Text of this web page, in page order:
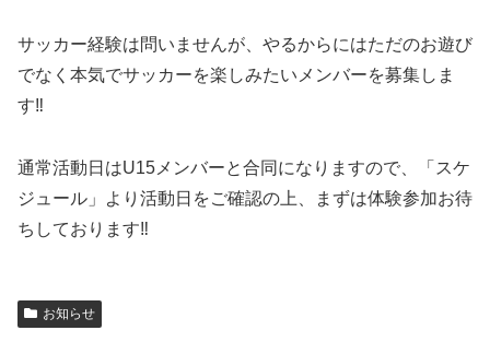
サッカー経験は問いませんが、やるからにはただのお遊び
でなく本気でサッカーを楽しみたいメンバーを募集しま
す‼
通常活動日はU15メンバーと合同になりますので、「スケ
ジュール」より活動日をご確認の上、まずは体験参加お待
ちしております‼
お知らせ